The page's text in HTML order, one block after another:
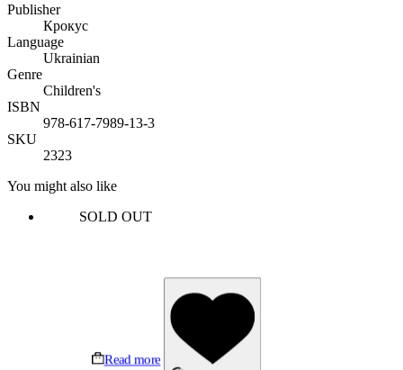
Publisher
Крокус
Language
Ukrainian
Genre
Children's
ISBN
978-617-7989-13-3
SKU
2323
You might also like
SOLD OUT
Read more